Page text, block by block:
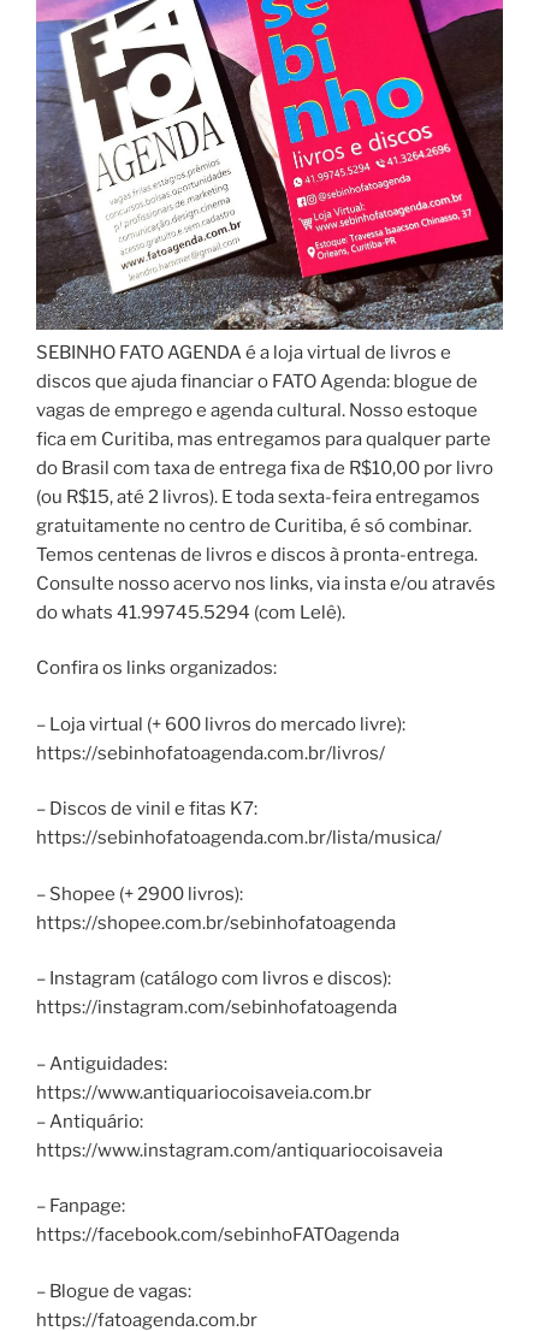
SEBINHO FATO AGENDA é a loja virtual de livros e
discos que ajuda financiar o FATO Agenda: blogue de
vagas de emprego e agenda cultural. Nosso estoque
fica em Curitiba, mas entregamos para qualquer parte
do Brasil com taxa de entrega fixa de R$10,00 por livro
(ou R$15, até 2 livros). E toda sexta-feira entregamos
gratuitamente no centro de Curitiba, é só combinar.
Temos centenas de livros e discos à pronta-entrega.
Consulte nosso acervo nos links, via insta e/ou através
do whats 41.99745.5294 (com Lelê).
Confira os links organizados:
– Loja virtual (+ 600 livros do mercado livre):
https://sebinhofatoagenda.com.br/livros/
– Discos de vinil e fitas K7:
https://sebinhofatoagenda.com.br/lista/musica/
– Shopee (+ 2900 livros):
https://shopee.com.br/sebinhofatoagenda
– Instagram (catálogo com livros e discos):
https://instagram.com/sebinhofatoagenda
– Antiguidades:
https://www.antiquariocoisaveia.com.br
– Antiquário:
https://www.instagram.com/antiquariocoisaveia
– Fanpage:
https://facebook.com/sebinhoFATOagenda
– Blogue de vagas:
https://fatoagenda.com.br